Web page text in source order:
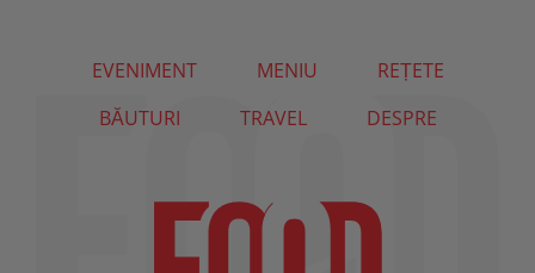
EVENIMENT MENIU
REȚETE
BĂUTURI
TRAVEL DESPRE